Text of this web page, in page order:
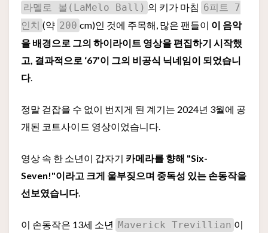
라멜로 볼(LaMelo Ball) 의 키가 마침 6피트 7
인치 (약 200 cm)인 것에 주목해, 많은 팬들이 이 음악
을 배경으로 그의 하이라이트 영상을 편집하기 시작했
고, 결과적으로 ‘67’이 그의 비공식 닉네임이 되었습니
다.
정말 걷잡을 수 없이 번지게 된 계기는 2024년 3월에 공
개된 코트사이드 영상이었습니다.
영상 속 한 소년이 갑자기 카메라를 향해 "Six-
Seven!"이라고 크게 울부짖으며 중독성 있는 손동작을
선보였습니다.
이 손동작은 13세 소년 Maverick Trevillian 이